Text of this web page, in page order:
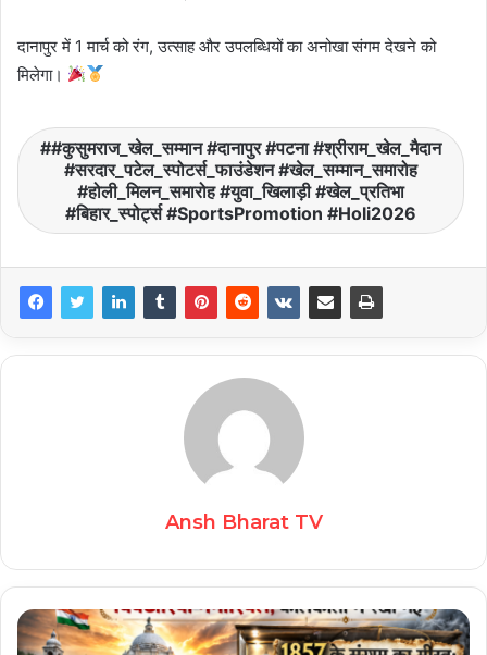
दानापुर में 1 मार्च को रंग, उत्साह और उपलब्धियों का अनोखा संगम देखने को
मिलेगा।
#कुसुमराज_खेल_सम्मान #दानापुर #पटना #श्रीराम_खेल_मैदान
#सरदार_पटेल_स्पोटर्स_फाउंडेशन #खेल_सम्मान_समारोह
#होली_मिलन_समारोह #युवा_खिलाड़ी #खेल_प्रतिभा
#बिहार_स्पोर्ट्स #SportsPromotion #Holi2026
Ansh Bharat TV